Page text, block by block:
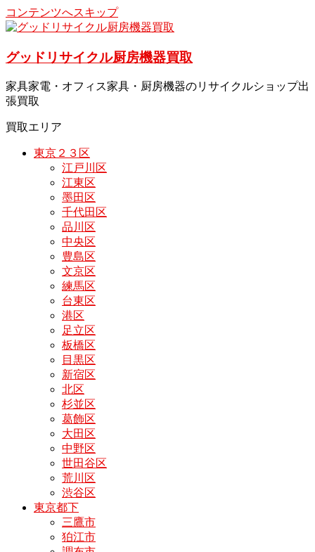
コンテンツへスキップ
グッドリサイクル厨房機器買取
家具家電・オフィス家具・厨房機器のリサイクルショップ出
張買取
買取エリア
東京２３区
江戸川区
江東区
墨田区
千代田区
品川区
中央区
豊島区
文京区
練馬区
台東区
港区
足立区
板橋区
目黒区
新宿区
北区
杉並区
葛飾区
大田区
中野区
世田谷区
荒川区
渋谷区
東京都下
三鷹市
狛江市